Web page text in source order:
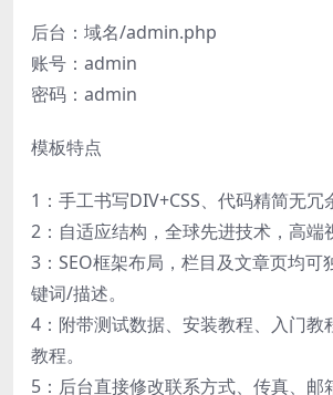
后台：域名/admin.php
账号：admin
密码：admin
模板特点
1：手工书写DIV+CSS、代码精简无冗
2：自适应结构，全球先进技术，高端
3：SEO框架布局，栏目及文章页均可
键词/描述。
4：附带测试数据、安装教程、入门教
教程。
5：后台直接修改联系方式、传真、邮